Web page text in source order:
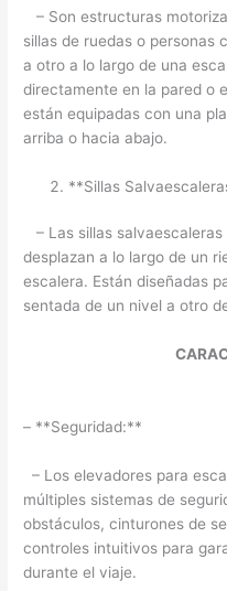
– Son estructuras
sillas de ruedas o personas
a otro a lo largo de una
directamente en la pared o
están equipadas con una
arriba o hacia abajo.
**Sillas
– Las sillas
desplazan a lo largo de un
escalera. Están diseñadas
sentada de un nivel a otro
– **Seguridad:**
– Los elevadores para
múltiples sistemas de
obstáculos, cinturones de
controles intuitivos para
durante el viaje.